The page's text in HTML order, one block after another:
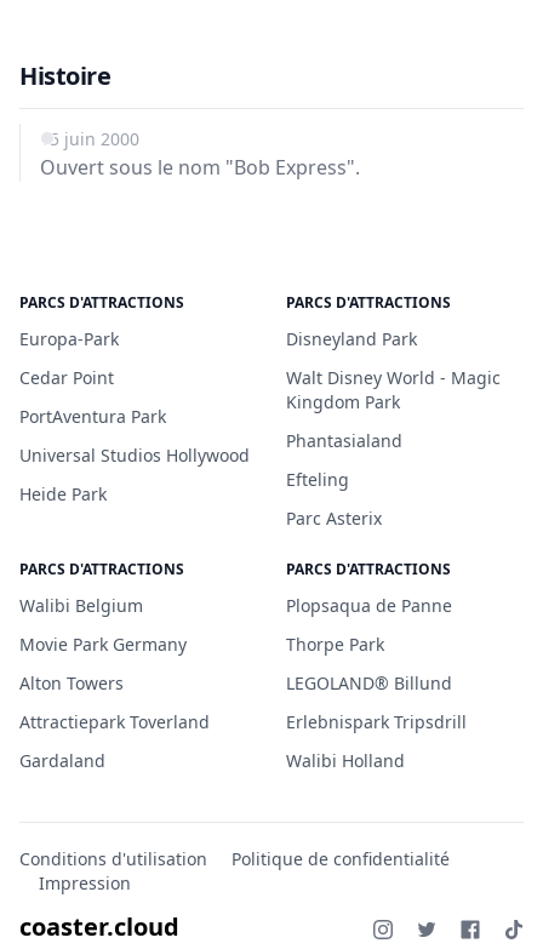
Histoire
15 juin 2000
Ouvert sous le nom "Bob Express".
PARCS D'ATTRACTIONS
Europa-Park
Cedar Point
PortAventura Park
Universal Studios Hollywood
Heide Park
PARCS D'ATTRACTIONS
Disneyland Park
Walt Disney World - Magic
Kingdom Park
Phantasialand
Efteling
Parc Asterix
PARCS D'ATTRACTIONS
Walibi Belgium
Movie Park Germany
Alton Towers
Attractiepark Toverland
Gardaland
PARCS D'ATTRACTIONS
Plopsaqua de Panne
Thorpe Park
LEGOLAND® Billund
Erlebnispark Tripsdrill
Walibi Holland
Conditions d'utilisation
Politique de confidentialité
Impression
coaster.cloud